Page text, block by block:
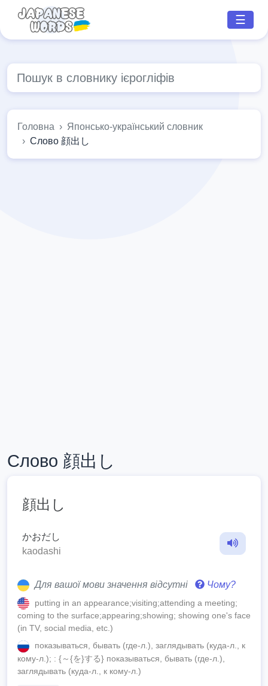
☰
Головна
Японсько-український словник
Слово 顔出し
Слово 顔出し
顔出し
かおだし
kaodashi
Для вашої мови значення відсутні Чому?
putting in an appearance;visiting;attending a meeting;
coming to the surface;appearing;showing; showing one's face
(in TV, social media, etc.)
показываться, бывать (где-л.), заглядывать (куда-л., к
кому-л.); : {～{を}する} показываться, бывать (где-л.),
заглядывать (куда-л., к кому-л.)